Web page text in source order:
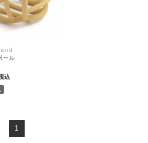
ール
込
1